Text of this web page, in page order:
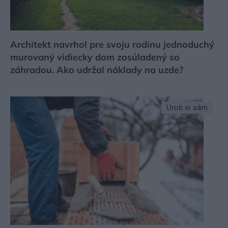
Architekt navrhol pre svoju rodinu jednoduchý
murovaný vidiecky dom zosúladený so
záhradou. Ako udržal náklady na uzde?
Urob si sám